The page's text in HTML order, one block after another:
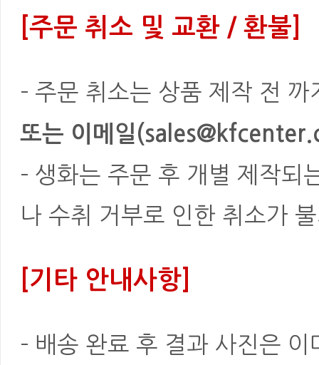
[주문 취소 및 교환 / 환불]
- 주문 취소는 상품 제작 전
또는 이메일
- 생화는 주문 후 개별 제작되
나 수취 거부로 인한 취소가
[기타 안내사항]
- 배송 완료 후 결과 사진은